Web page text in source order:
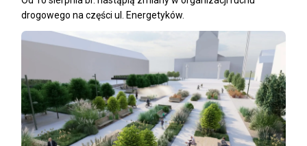
drogowego na części ul. Energetyków.